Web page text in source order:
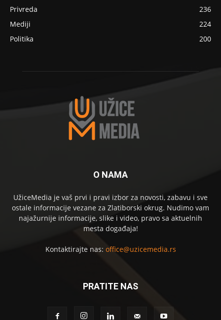
Privreda
236
Mediji
224
Politika
200
O NAMA
UžiceMedia je vaš prvi i pravi izbor za novosti, zabavu i sve
ostale informacije vezane za Zlatiborski okrug. Nudimo vam
najažurnije informacije, slike i video, pravo sa aktuelnih
mesta događaja!
Kontaktirajte nas: office@uzicemedia.rs
PRATITE NAS